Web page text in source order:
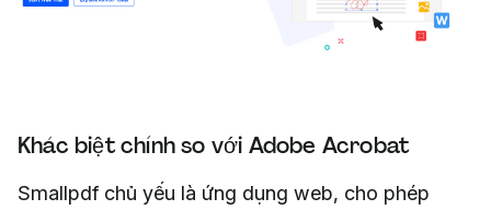
Khác biệt chính so với Adobe Acrobat
Smallpdf chủ yếu là ứng dụng web, cho phép